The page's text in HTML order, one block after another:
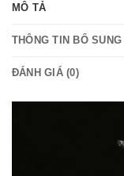
MÔ TẢ
THÔNG TIN BỔ SUNG
ĐÁNH GIÁ (0)